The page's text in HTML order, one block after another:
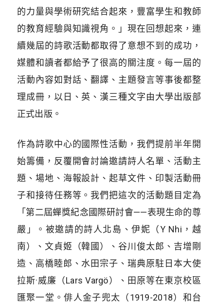
的力量與學術研究結合起來，豐富學生和教師
的教育經驗與知識視角。」現在回想起來，連
續幾屆的詩歌活動都取得了意想不到的成功，
媒體和讀者都給予了很高的關注度。每一屆的
活動內容如對話、翻譯、主題發言等事後都整
理成冊，以日、英、漢三種文字由大學出版部
正式出版。
作為詩歌中心的國際性活動，我們提前半年開
始籌備，反覆開會討論邀請詩人名單、活動主
題、場地、海報設計、起草文件、印製活動冊
子和接待任務等。我們把這次的活動題目定為
「第二屆蟬獎紀念國際研討會——表現生命的尊
嚴」。被邀請的詩人北島、伊妮（Y Nhi，越
南）、文貞姬（韓國）、谷川俊太郎、吉增剛
造、高橋睦郎、水田宗子、瑞典原駐日本大使
拉斯·威廉（Lars Vargö）、田原等在東京校區
匯聚一堂。俳人金子兜太（1919-2018）和台